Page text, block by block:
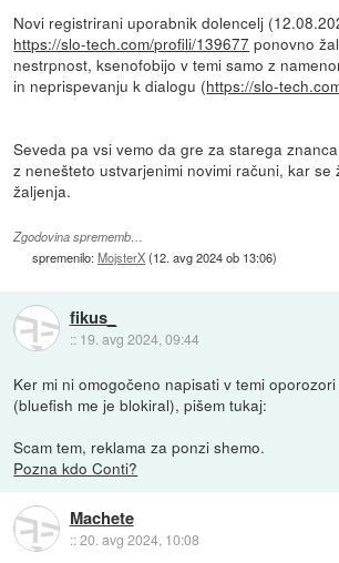
Novi registrirani uporabnik dolencelj
https://slo-tech.com/profili/139677 ponovno
nestrpnost, ksenofobijo v temi samo z
in neprispevanju k dialogu (https://slo-
Seveda pa vsi vemo da gre za starega
z nenešteto ustvarjenimi novimi računi, kar se
žaljenja.
Zgodovina sprememb…
spremenilo:MojsterX(12. avg 2024 ob 13:06)
fikus_
:: 19. avg 2024, 09:44
Ker mi ni omogočeno napisati v temi
(bluefish me je blokiral), pišem tukaj:
Scam tem, reklama za ponzi shemo.
Pozna kdo Conti?
Machete
::20. avg 2024, 10:08